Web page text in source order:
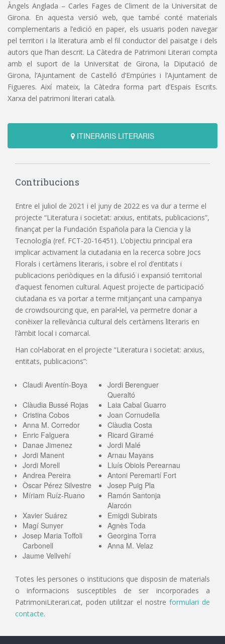
Àngels Anglada – Carles Fages de Climent de la Universitat de
Girona. En aquesta versió web, que també conté materials
complementaris a l’edició en paper, els usuaris poden navegar
pel territori i la literatura amb el fil conductor del paisatge i dels
autors que l’han descrit. La Càtedra de Patrimoni Literari compta
amb el suport de la Universitat de Girona, la Diputació de
Girona, l’Ajuntament de Castelló d’Empúries i l’Ajuntament de
Figueres. Així mateix, la Càtedra forma part d’Espais Escrits.
Xarxa del patrimoni literari català.
ITINERARIS LITERARIS
Contribucions
Entre el juliol de 2021 i el juny de 2022 es va dur a terme el
projecte “Literatura i societat: arxius, entitats, publicacions”,
finançat per la Fundación Española para la Ciencia y la
Tecnología (ref. FCT-20-16451). L’objectiu principal era
implicar activament la ciutadania en la recerca sobre Jocs
Florals i certàmens literaris, i sobre el rol d’entitats i
publicacions periòdiques en la difusió i expansió territorial
d’aquest fenomen cultural. Aquest projecte de participació
ciutadana es va portar a terme mitjançant una campanya
de crowdsourcing que, en paral•lel, va permetre donar a
conèixer la rellevància cultural dels certàmens literaris en
l’àmbit local i comarcal.
Han col•laborat en el projecte “Literatura i societat: arxius,
entitats, publicacions”:
Claudi Aventín-Boya
Jordi Berenguer
Queraltó
Clàudia Bussé Rojas
Laia Cabal Guarro
Cristina Cobos
Joan Cornudella
Anna M. Corredor
Clàudia Costa
Enric Falguera
Ricard Giramé
Danae Jimenez
Jordi Malé
Jordi Manent
Arnau Mayans
Jordi Morell
Lluís Obiols Perearnau
Andrea Pereira
Antoni Peremartí Fort
Òscar Pérez Silvestre
Josep Puig Pla
Míriam Ruíz-Ruano
Ramón Santonja
Alarcón
Xavier Suárez
Emigdi Subirats
Magí Sunyer
Agnès Toda
Josep Maria Toffoli
Carbonell
Georgina Torra
Anna M. Velaz
Jaume Vellvehí
Totes les persones o institucions que disposin de materials
o informacions susceptibles de ser incorporades a
PatrimoniLiterari.cat, poden utilitzar el nostre formulari de
contacte.